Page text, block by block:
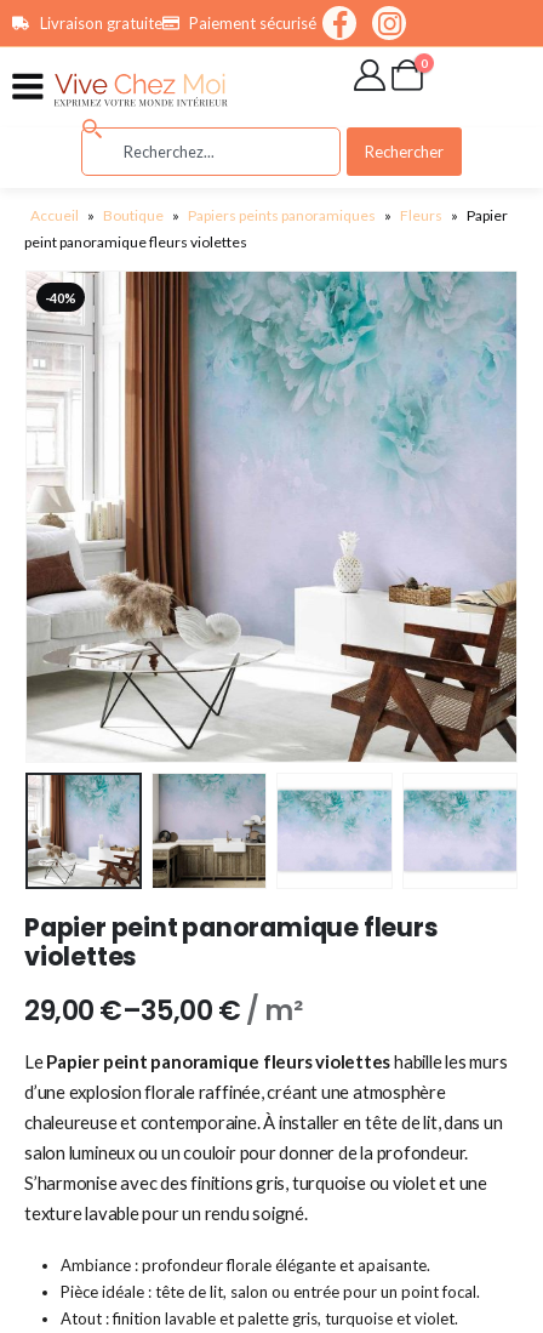
principalLivraison gratuite Paiement sécurisé
0
Rechercher
Accueil » Boutique » Papiers peints panoramiques » Fleurs » Papier
peint panoramique fleurs violettes
-40%
Papier peint panoramique fleurs
violettes
29,00€–35,00€/ m²
LePapier peint panoramique fleurs violetteshabille les murs
d’une explosion florale raffinée, créant une atmosphère
chaleureuse et contemporaine. À installer en tête de lit, dans un
salon lumineux ou un couloir pour donner de la profondeur.
S’harmonise avec des finitions gris, turquoise ou violet et une
texture lavable pour un rendu soigné.
Ambiance : profondeur florale élégante et apaisante.
Pièce idéale : tête de lit, salon ou entrée pour un point focal.
Atout : finition lavable et palette gris, turquoise et violet.